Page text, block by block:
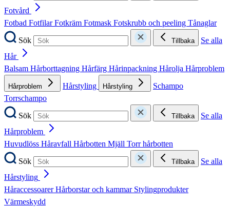
Fotvård
Fotbad FotfilarFotkräm Fotmask Fotskrubb och peeling Tånaglar
Sök
Tillbaka
Se alla
Hår
Balsam Hårborttagning Hårfärg Hårinpackning Hårolja Hårproblem
Hårproblem Hårstyling Hårstyling
Schampo
Torrschampo
Sök
Tillbaka
Se alla
Hårproblem
Huvudlöss Håravfall Hårbotten Mjäll Torr hårbotten
Sök
Tillbaka
Se alla
Hårstyling
HåraccessoarerHårborstar och kammar Stylingprodukter
Värmeskydd